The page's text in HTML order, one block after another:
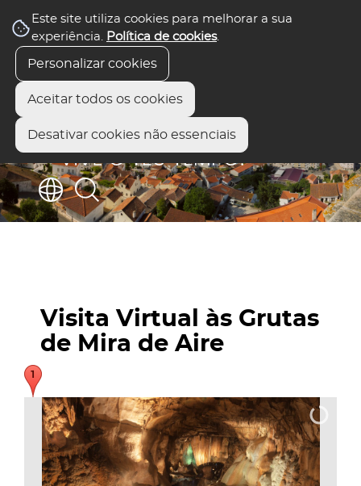
Este site utiliza cookies para melhorar a sua
experiência. Política de cookies.
Personalizar cookies
Aceitar todos os cookies
Desativar cookies não essenciais
Visita Virtual às Grutas
de Mira de Aire